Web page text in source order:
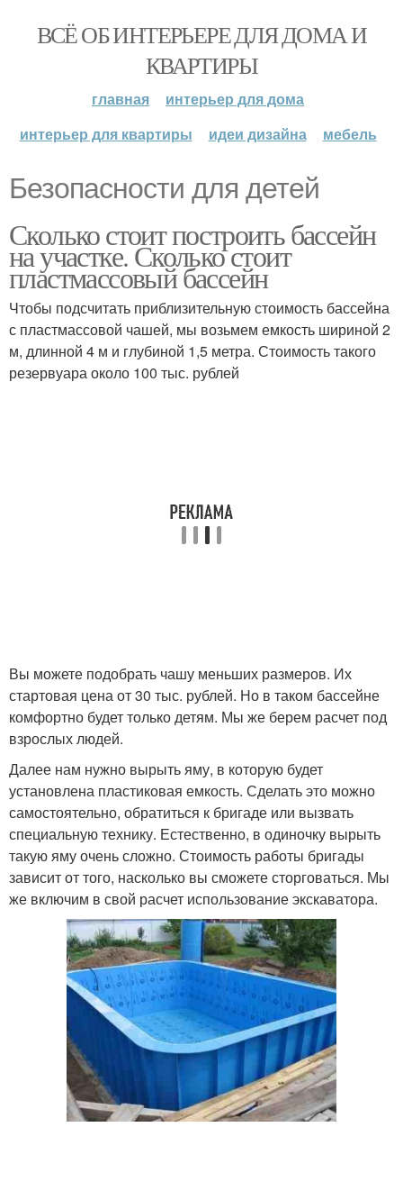
ВСЁ ОБ ИНТЕРЬЕРЕ ДЛЯ ДОМА И
КВАРТИРЫ
главная
интерьер для дома
интерьер для квартиры
идеи дизайна мебель
Безопасности для детей
Сколько стоит построить бассейн
на участке. Сколько стоит
пластмассовый бассейн
Чтобы подсчитать приблизительную стоимость бассейна
с пластмассовой чашей, мы возьмем емкость шириной 2
м, длинной 4 м и глубиной 1,5 метра. Стоимость такого
резервуара около 100 тыс. рублей
Вы можете подобрать чашу меньших размеров. Их
стартовая цена от 30 тыс. рублей. Но в таком бассейне
комфортно будет только детям. Мы же берем расчет под
взрослых людей.
Далее нам нужно вырыть яму, в которую будет
установлена пластиковая емкость. Сделать это можно
самостоятельно, обратиться к бригаде или вызвать
специальную технику. Естественно, в одиночку вырыть
такую яму очень сложно. Стоимость работы бригады
зависит от того, насколько вы сможете сторговаться. Мы
же включим в свой расчет использование экскаватора.